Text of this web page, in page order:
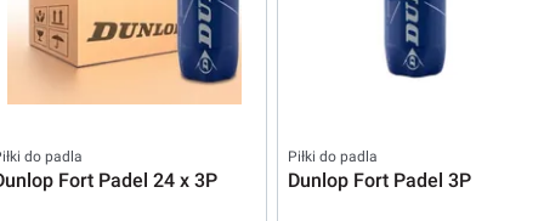
do padla
Fort Padel 24 x 3P
Piłki do padla
Dunlop Fort Padel 3P